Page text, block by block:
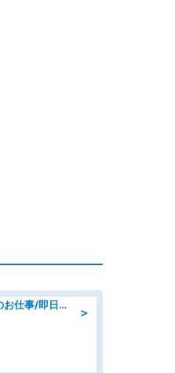
＞
営業/商社でのルート営業のお仕事/即日勤務可/車通勤可/営業